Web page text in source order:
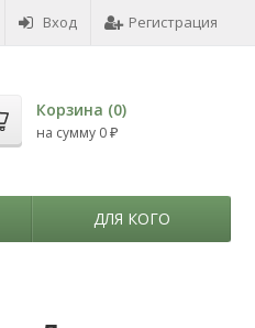
Вход Регистрация
Корзина (0)
на сумму 0 ₽
ДЛЯ КОГО